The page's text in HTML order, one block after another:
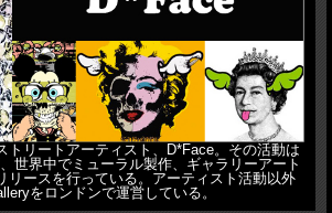
トリートアーティスト、D*Face。その活動は
世界中でミューラル製作、ギャラリーアート
リースを行っている。アーティスト活動以外
をロンドンで運営している。